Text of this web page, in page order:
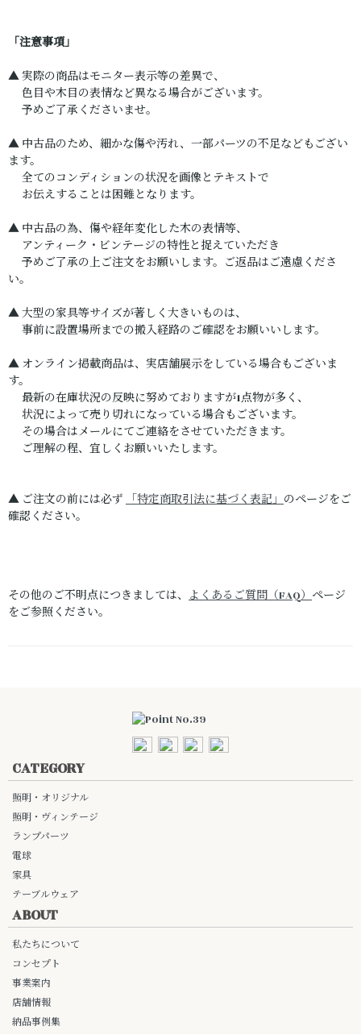
「注意事項」
▲ 実際の商品はモニター表示等の差異で、
色目や木目の表情など異なる場合がございます。
予めご了承くださいませ。
▲ 中古品のため、細かな傷や汚れ、一部パーツの不足などもござい
ます。
全てのコンディションの状況を画像とテキストで
お伝えすることは困難となります。
▲ 中古品の為、傷や経年変化した木の表情等、
アンティーク・ビンテージの特性と捉えていただき
予めご了承の上ご注文をお願いします。ご返品はご遠慮くださ
い。
▲ 大型の家具等サイズが著しく大きいものは、
事前に設置場所までの搬入経路のご確認をお願いいします。
▲ オンライン掲載商品は、実店舗展示をしている場合もございま
す。
最新の在庫状況の反映に努めておりますが1点物が多く、
状況によって売り切れになっている場合もございます。
その場合はメールにてご連絡をさせていただきます。
ご理解の程、宜しくお願いいたします。
▲ ご注文の前には必ず 「特定商取引法に基づく表記」のページをご
確認ください。
その他のご不明点につきましては、 よくあるご質問（FAQ）ページ
をご参照ください。
CATEGORY
照明・オリジナル
照明・ヴィンテージ
ランプパーツ
電球
家具
テーブルウェア
ABOUT
私たちについて
コンセプト
事業案内
店舗情報
納品事例集